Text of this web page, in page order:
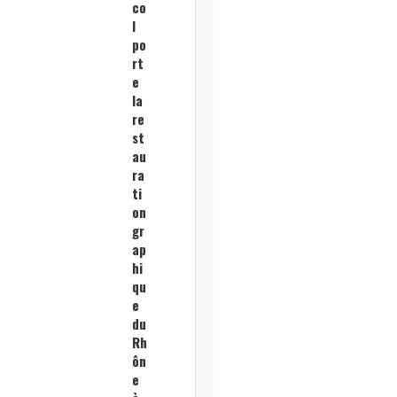
co
l
po
rt
e
la
re
st
au
ra
ti
on
gr
ap
hi
qu
e
du
Rh
ôn
e